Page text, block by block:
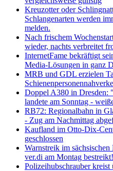
Kreuzotter oder
Schlangenarten werden
melden.
Nach frischem
wieder, nachts verbreitet
InternetFame bekräftigt
Media-Lösungen in ganz
MRB und GDL erzielen
Doppel A380 in Dresden:
landete am Sonntag -
RB72: Regionalbahn in
- Zug am Nachmittag
Kaufland im Otto-Dix-
geschlossen
Warnstreik im
ver.di am Montag bestreikt!
Polizeihubschrauber kreist